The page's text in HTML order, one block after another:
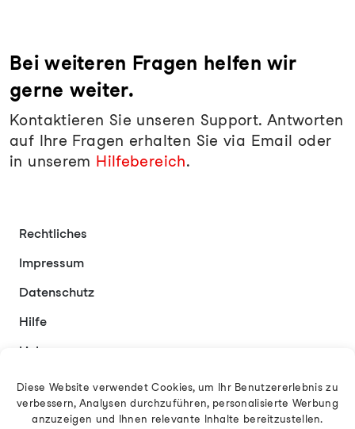
Bei weiteren Fragen helfen wir
gerne weiter.
Kontaktieren Sie unseren Support. Antworten
auf Ihre Fragen erhalten Sie via Email oder
in unserem Hilfebereich.
Rechtliches
Impressum
Datenschutz
Hilfe
Links
Kontakt
Diese Website verwendet Cookies, um Ihr Benutzererlebnis zu
verbessern, Analysen durchzuführen, personalisierte Werbung
anzuzeigen und Ihnen relevante Inhalte bereitzustellen.